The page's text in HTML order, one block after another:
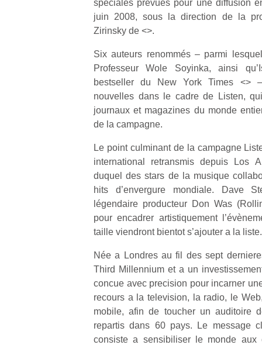
speciales prevues pour une diffusion
juin 2008, sous la direction de la
Zirinsky de <>.
Six auteurs renommés – parmi
Professeur Wole Soyinka, ainsi
bestseller du New York Times <>
nouvelles dans le cadre de Listen,
journaux et magazines du monde
de la campagne.
Le point culminant de la campagne
international retransmis depuis Los
duquel des stars de la musique
hits d’envergure mondiale. Dave
légendaire producteur Don Was
pour encadrer artistiquement
taille viendront bientot s’ajouter a la liste.
Née a Londres au fil des sept
Third Millennium et a un
concue avec precision pour incarner
recours a la television, la radio, le
mobile, afin de toucher un auditoire
repartis dans 60 pays. Le message
consiste a sensibiliser le monde
trottinette
mécanique
Beeper
enfants
débordent
souvent
d’énergie.
Varier les
occupations
toujours
simple.
divertissement,
activité
physique
ou
apprentissage…
grands et
les petits !
estivales
et avec le
retour des
beaux
jours, c’est
enfants
de…